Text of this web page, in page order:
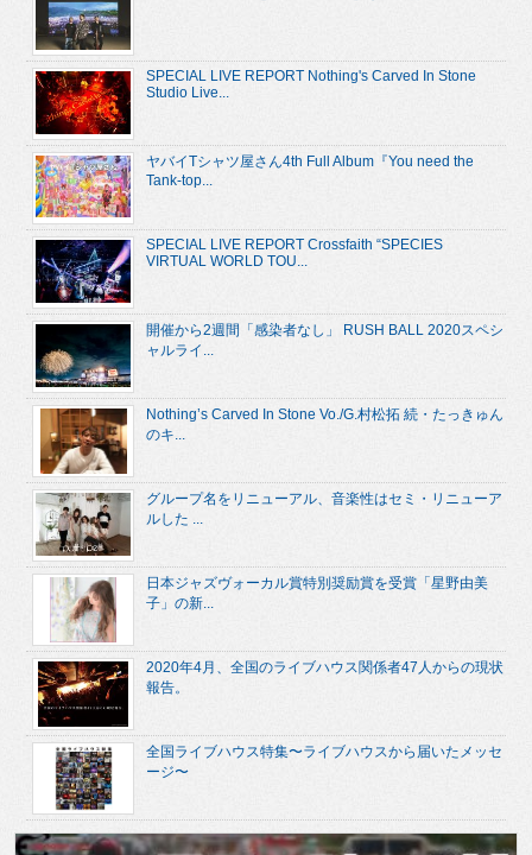
SPECIAL LIVE REPORT Nothing's Carved In Stone
Studio Live...
ヤバイTシャツ屋さん4th Full Album『You need the
Tank-top...
SPECIAL LIVE REPORT Crossfaith “SPECIES
VIRTUAL WORLD TOU...
開催から2週間「感染者なし」 RUSH BALL 2020スペシ
ャルライ...
Nothing’s Carved In Stone Vo./G.村松拓 続・たっきゅん
のキ...
グループ名をリニューアル、音楽性はセミ・リニューア
ルした ...
日本ジャズヴォーカル賞特別奨励賞を受賞「星野由美
子」の新...
2020年4月、全国のライブハウス関係者47人からの現状
報告。
全国ライブハウス特集〜ライブハウスから届いたメッセ
ージ〜